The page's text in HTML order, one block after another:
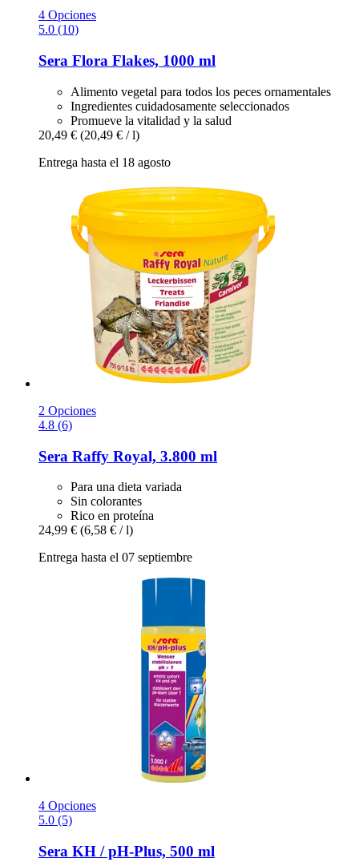
4 Opciones
5.0 (10)
Sera Flora Flakes, 1000 ml
Alimento vegetal para todos los peces ornamentales
Ingredientes cuidadosamente seleccionados
Promueve la vitalidad y la salud
20,49 € (20,49 € / l)
Entrega hasta el 18 agosto
2 Opciones
4.8 (6)
Sera Raffy Royal, 3.800 ml
Para una dieta variada
Sin colorantes
Rico en proteína
24,99 € (6,58 € / l)
Entrega hasta el 07 septiembre
4 Opciones
5.0 (5)
Sera KH / pH-​Plus, 500 ml